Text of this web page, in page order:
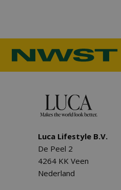
Luca Lifestyle B.V.
De Peel 2
4264 KK Veen
Nederland